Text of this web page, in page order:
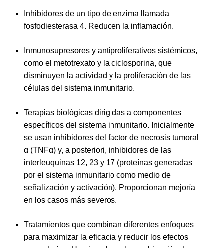
Inhibidores de un tipo de enzima llamada
fosfodiesterasa 4. Reducen la inflamación.
Inmunosupresores y antiproliferativos sistémicos,
como el metotrexato y la ciclosporina, que
disminuyen la actividad y la proliferación de las
células del sistema inmunitario.
Terapias biológicas dirigidas a componentes
específicos del sistema inmunitario. Inicialmente
se usan inhibidores del factor de necrosis tumoral
α (TNFα) y, a posteriori, inhibidores de las
interleuquinas 12, 23 y 17 (proteínas generadas
por el sistema inmunitario como medio de
señalización y activación). Proporcionan mejoría
en los casos más severos.
Tratamientos que combinan diferentes enfoques
para maximizar la eficacia y reducir los efectos